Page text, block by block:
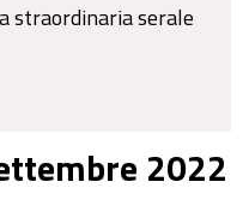
2022
straordinaria serale